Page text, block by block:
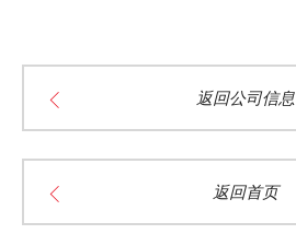
返回公司信息
返回首页